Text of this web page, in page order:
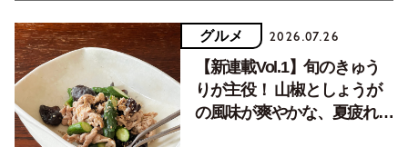
グルメ 2026.07.26
【新連載Vol.1】旬のきゅう
りが主役！ 山椒としょうが
の風味が爽やかな、夏疲れを